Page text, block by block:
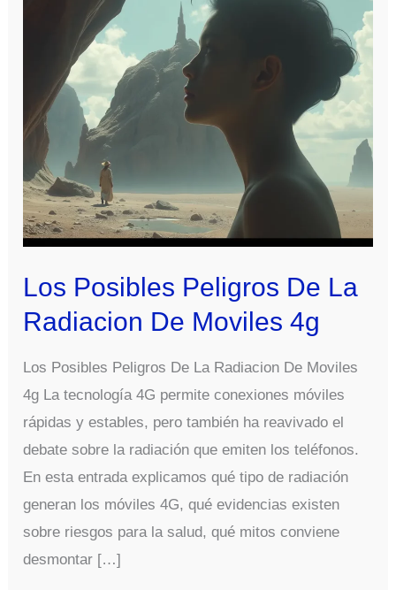
Los Posibles Peligros De La
Radiacion De Moviles 4g
Los Posibles Peligros De La Radiacion De Moviles
4g La tecnología 4G permite conexiones móviles
rápidas y estables, pero también ha reavivado el
debate sobre la radiación que emiten los teléfonos.
En esta entrada explicamos qué tipo de radiación
generan los móviles 4G, qué evidencias existen
sobre riesgos para la salud, qué mitos conviene
desmontar […]